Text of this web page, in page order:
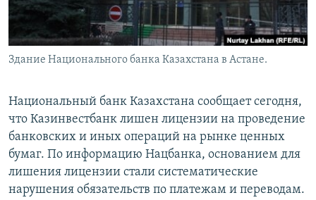
Здание Национального банка Казахстана в Астане.
Национальный банк Казахстана сообщает сегодня,
что Казинвестбанк лишен лицензии на проведение
банковских и иных операций на рынке ценных
бумаг. По информацию Нацбанка, основанием для
лишения лицензии стали систематические
нарушения обязательств по платежам и переводам.